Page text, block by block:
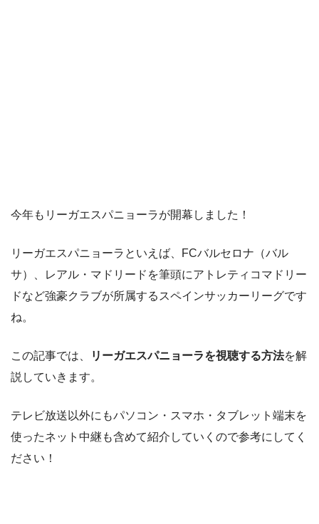
今年もリーガエスパニョーラが開幕しました！
リーガエスパニョーラといえば、FCバルセロナ（バル
サ）、レアル・マドリードを筆頭にアトレティコマドリー
ドなど強豪クラブが所属するスペインサッカーリーグです
ね。
この記事では、 リーガエスパニョーラを視聴する方法を解
説していきます。
テレビ放送以外にもパソコン・スマホ・タブレット端末を
使ったネット中継も含めて紹介していくので参考にしてく
ださい！